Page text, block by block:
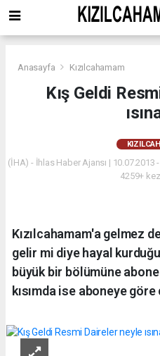
Anasayfa Kızılcahamam
Kış Geldi
(İHA) - İhlas Haber Ajansı | 10.07.2013
4259+
Kızılcahamam'a gelmez
gelir mi diye hayal
büyük bir bölümüne abone
kısımda ise aboneye